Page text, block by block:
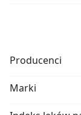
Producenci
Marki